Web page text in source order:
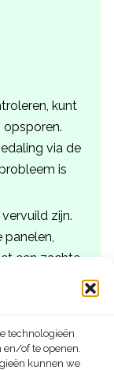
technologieën
en/of te openen.
kunnen we
kunt
via de
is
zijn.
panelen,
een zachte
kunnen
niet
met een